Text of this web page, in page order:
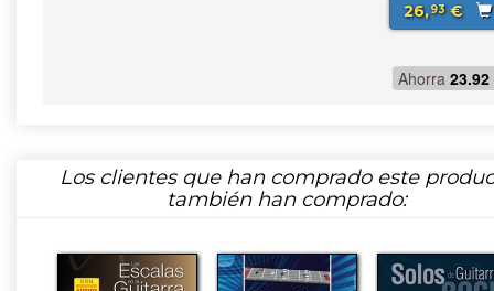
26,93€
Ahorra 23.92
Los clientes que han comprado este
también han comprado: